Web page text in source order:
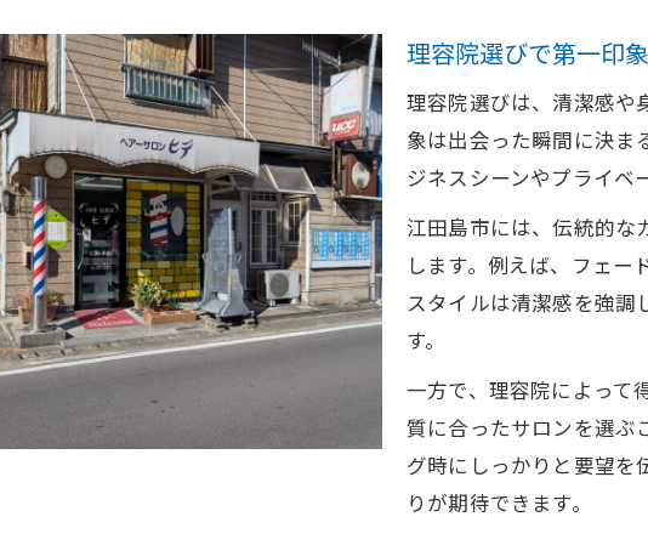
理容院の伝統的な施術とトレン
理容院で受けられる頭皮ケア
理容院だからこそ叶うフェー
理容院の顔剃りで清潔感をア
骨格や髪質に合う理容院の提案力
理容院で骨格に合わせたスタ
理容院が髪質を見極めるカウ
理容院の提案で理想の髪型に近
理容院利用者の満足度が高い
伝統とトレンドが融合する理容院
理容院で味わう伝統技の安心
理容院選びで第一印
理容院選びは、清潔感や
象は出会った瞬間に決ま
ジネスシーンやプライベ
江田島市には、伝統的な
します。例えば、フェ
スタイルは清潔感を強調
す。
一方で、理容院によって
質に合ったサロンを選ぶ
グ時にしっかりと要望を
りが期待できます。